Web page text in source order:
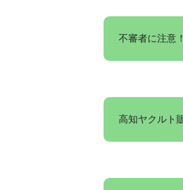
不審者に注意！
高知ヤクルト